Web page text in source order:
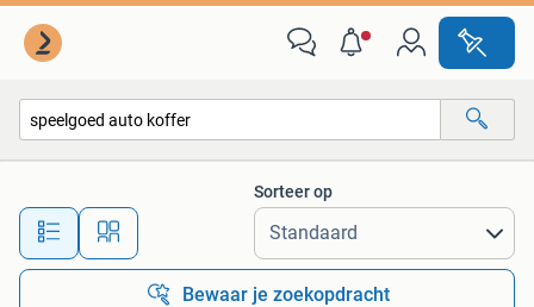
Alle afstanden…
Sorteer op
Bewaar je zoekopdracht